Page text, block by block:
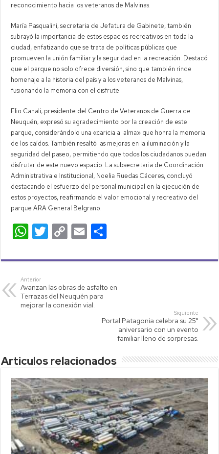
reconocimiento hacia los veteranos de Malvinas.
María Pasqualini, secretaria de Jefatura de Gabinete, también
subrayó la importancia de estos espacios recreativos en toda la
ciudad, enfatizando que se trata de políticas públicas que
promueven la unión familiar y la seguridad en la recreación. Destacó
que el parque no solo ofrece diversión, sino que también rinde
homenaje a la historia del país y a los veteranos de Malvinas,
fusionando la memoria con el disfrute.
Elio Canali, presidente del Centro de Veteranos de Guerra de
Neuquén, expresó su agradecimiento por la creación de este
parque, considerándolo una «caricia al alma» que honra la memoria
de los caídos. También resaltó las mejoras en la iluminación y la
seguridad del paseo, permitiendo que todos los ciudadanos puedan
disfrutar de este nuevo espacio. La subsecretaria de Coordinación
Administrativa e Institucional, Noelia Ruedas Cáceres, concluyó
destacando el esfuerzo del personal municipal en la ejecución de
estos proyectos, reafirmando el valor emocional y recreativo del
parque ARA General Belgrano.
W
at
s
A
p
T
tt
C
p
Li
nk
E
ail m
ar
Anterior
Avanzan las obras de asfalto en
Terrazas del Neuquén para
mejorar la conexión vial.
Siguiente
Portal Patagonia celebra su 25°
aniversario con un evento
familiar lleno de sorpresas.
Articulos relacionados